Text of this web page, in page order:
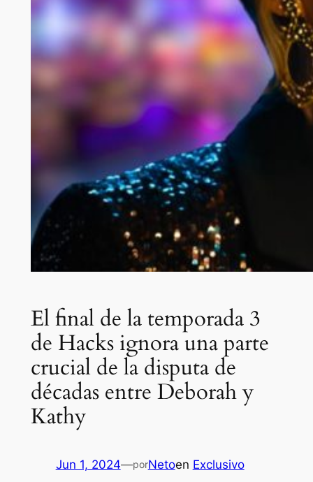
El final de la temporada 3
de Hacks ignora una parte
crucial de la disputa de
décadas entre Deborah y
Kathy
Jun 1, 2024—porNetoen Exclusivo